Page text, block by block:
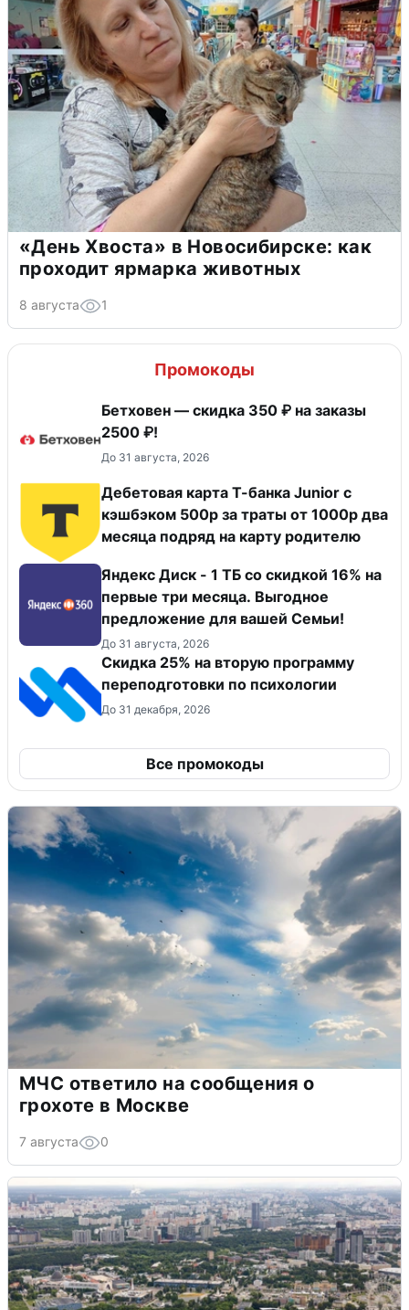
«День Хвоста» в Новосибирске: как
проходит ярмарка животных
8 августа 1
Промокоды
Бетховен — скидка 350 ₽ на заказы
2500 ₽!
До 31 августа, 2026
Дебетовая карта Т-банка Junior с
кэшбэком 500р за траты от 1000р два
месяца подряд на карту родителю
Яндекс Диск - 1 ТБ со скидкой 16% на
первые три месяца. Выгодное
предложение для вашей Семьи!
До 31 августа, 2026
Скидка 25% на вторую программу
переподготовки по психологии
До 31 декабря, 2026
Все промокоды
МЧС ответило на сообщения о
грохоте в Москве
7 августа 0